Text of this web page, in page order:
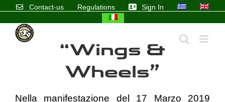
content
Contact-us Regulations Sign In
“Wings &
Wheels”
Nella manifestazione del 17 Marzo 2019